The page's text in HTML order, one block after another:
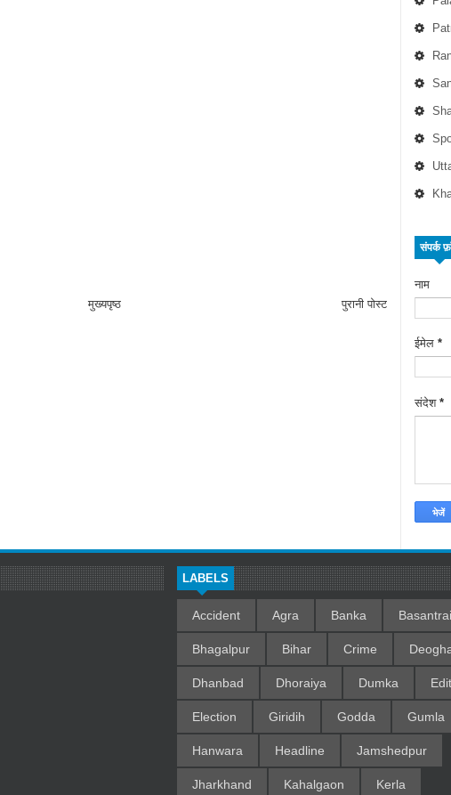
संपर्क
नाम
ईमेल *
संदेश *
पुरानी पोस्ट
मुख्यपृष्ठ
LABELS
Accident Agra Banka Basantrai
Bhagalpur Bihar Crime
Dhanbad Dhoraiya Dumka
Election Giridih Godda Gumla
Hanwara Headline Jamshedpur
Jharkhand Kahalgaon Kerla